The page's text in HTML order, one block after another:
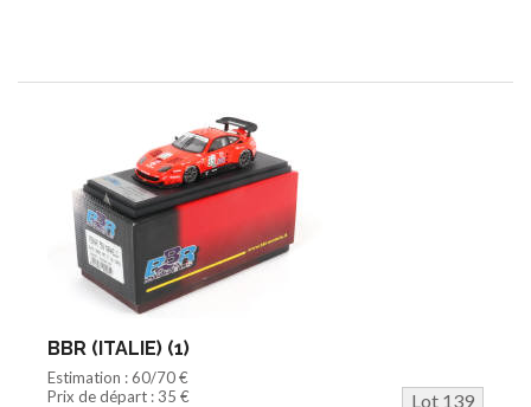
BBR (ITALIE) (1)
Estimation : 60/70 €
Prix de départ : 35 €
Lot 139